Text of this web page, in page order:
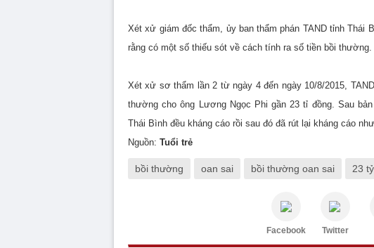
Xét xử giám đốc thẩm, ủy ban thẩm phán TAND tỉnh Thái
rằng có một số thiếu sót về cách tính ra số tiền bồi thường.
Xét xử sơ thẩm lần 2 từ ngày 4 đến ngày 10/8/2015,
thường cho ông Lương Ngọc Phi gần 23 tỉ đồng. Sau
Thái Bình đều kháng cáo rồi sau đó đã rút lại kháng cáo
Nguồn: Tuổi trẻ
bồi thường oan sai bồi thường oan sai 23
Facebook Twitter